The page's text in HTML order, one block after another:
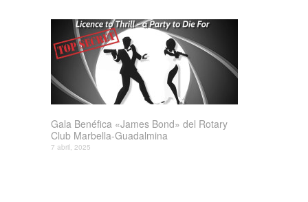
Gala Benéfica «James Bond» del Rotary
Club Marbella-Guadalmina
7 abril, 2025